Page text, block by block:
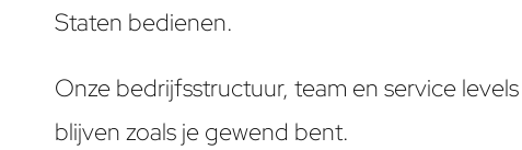
Staten bedienen.
Onze bedrijfsstructuur, team en service
blijven zoals je gewend bent.